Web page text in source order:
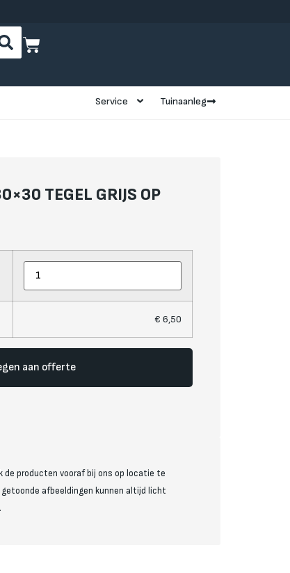
Service Tuinaanleg
TEGEL GRIJS OP
€ 6,50
aan offerte
de producten vooraf bij ons op locatie te
afbeeldingen kunnen altijd licht